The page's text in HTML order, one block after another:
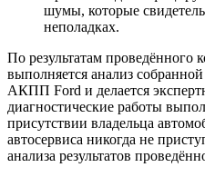
шумы, которые
неполадках.
По результатам проведённого
выполняется анализ
АКПП Ford и делается
диагностические работы
присутствии владельца
автосервиса никогда не
анализа результатов